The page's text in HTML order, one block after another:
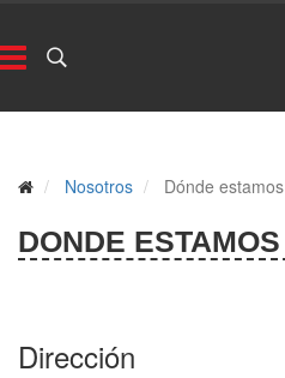
Nosotros Dónde estamos
DONDE ESTAMOS
Dirección